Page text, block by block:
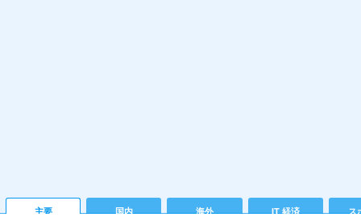
主要 国内 海外 IT 経済 ス